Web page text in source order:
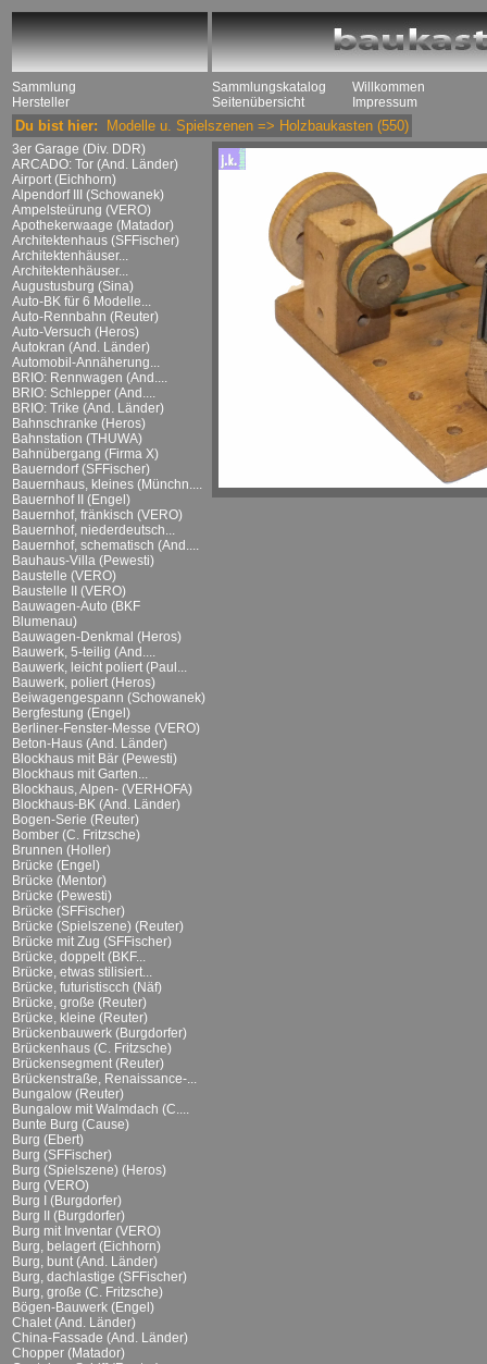
Sammlung
Hersteller
Sammlungskatalog
Seitenübersicht
Willkommen
Impressum
Du bist hier: Modelle u. Spielszenen => Holzbaukasten (550)
3er Garage (Div. DDR)
ARCADO: Tor (And. Länder)
Airport (Eichhorn)
Alpendorf III (Schowanek)
Ampelsteürung (VERO)
Apothekerwaage (Matador)
Architektenhaus (SFFischer)
Architektenhäuser...
Architektenhäuser...
Augustusburg (Sina)
Auto-BK für 6 Modelle...
Auto-Rennbahn (Reuter)
Auto-Versuch (Heros)
Autokran (And. Länder)
Automobil-Annäherung...
BRIO: Rennwagen (And....
BRIO: Schlepper (And....
BRIO: Trike (And. Länder)
Bahnschranke (Heros)
Bahnstation (THUWA)
Bahnübergang (Firma X)
Bauerndorf (SFFischer)
Bauernhaus, kleines (Münchn....
Bauernhof II (Engel)
Bauernhof, fränkisch (VERO)
Bauernhof, niederdeutsch...
Bauernhof, schematisch (And....
Bauhaus-Villa (Pewesti)
Baustelle (VERO)
Baustelle II (VERO)
Bauwagen-Auto (BKF
Blumenau)
Bauwagen-Denkmal (Heros)
Bauwerk, 5-teilig (And....
Bauwerk, leicht poliert (Paul...
Bauwerk, poliert (Heros)
Beiwagengespann (Schowanek)
Bergfestung (Engel)
Berliner-Fenster-Messe (VERO)
Beton-Haus (And. Länder)
Blockhaus mit Bär (Pewesti)
Blockhaus mit Garten...
Blockhaus, Alpen- (VERHOFA)
Blockhaus-BK (And. Länder)
Bogen-Serie (Reuter)
Bomber (C. Fritzsche)
Brunnen (Holler)
Brücke (Engel)
Brücke (Mentor)
Brücke (Pewesti)
Brücke (SFFischer)
Brücke (Spielszene) (Reuter)
Brücke mit Zug (SFFischer)
Brücke, doppelt (BKF...
Brücke, etwas stilisiert...
Brücke, futuristiscch (Näf)
Brücke, große (Reuter)
Brücke, kleine (Reuter)
Brückenbauwerk (Burgdorfer)
Brückenhaus (C. Fritzsche)
Brückensegment (Reuter)
Brückenstraße, Renaissance-...
Bungalow (Reuter)
Bungalow mit Walmdach (C....
Bunte Burg (Cause)
Burg (Ebert)
Burg (SFFischer)
Burg (Spielszene) (Heros)
Burg (VERO)
Burg I (Burgdorfer)
Burg II (Burgdorfer)
Burg mit Inventar (VERO)
Burg, belagert (Eichhorn)
Burg, bunt (And. Länder)
Burg, dachlastige (SFFischer)
Burg, große (C. Fritzsche)
Bögen-Bauwerk (Engel)
Chalet (And. Länder)
China-Fassade (And. Länder)
Chopper (Matador)